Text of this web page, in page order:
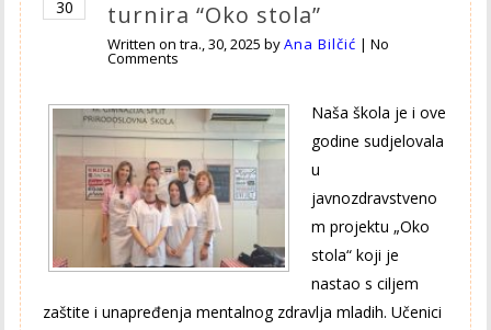
30
turnira “Oko stola”
Written ontra., 30, 2025 byAna Bilčić |No
Comments
Naša škola je i ove
godine sudjelovala
u
javnozdravstveno
m projektu „Oko
stola“ koji je
nastao s ciljem
zaštite i unapređenja mentalnog zdravlja mladih. Učenici